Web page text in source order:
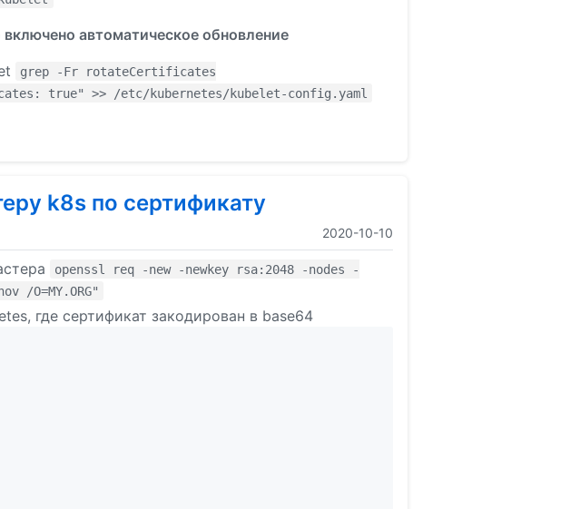
автоматическое обновление
grep -Fr rotateCertificates
true" >> /etc/kubernetes/kubelet-config.yaml
k8s по сертификату
2020-10-10
openssl req -new -newkey rsa:2048 -nodes -
O=MY.ORG"
где сертификат закодирован в base64